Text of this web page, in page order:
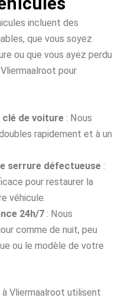
incluent des
que vous soyez
ou que vous ayez perdu
pour
de voiture : Nous
rapidement et à un
serrure défectueuse :
pour restaurer la
véhicule.
24h/7 : Nous
comme de nuit, peu
ou le modèle de votre
Vliermaalroot utilisent